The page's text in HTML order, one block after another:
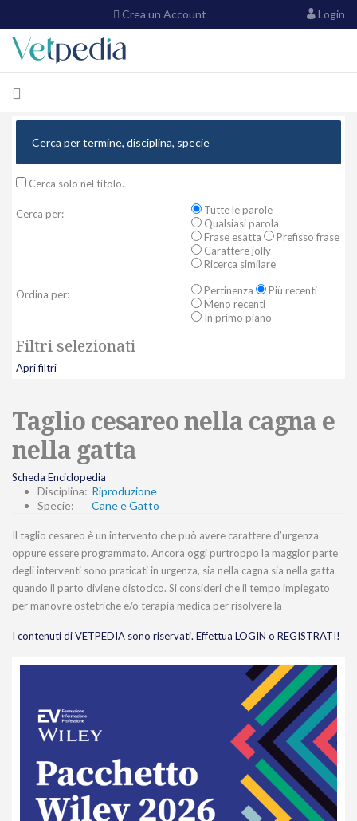
Crea un Account Login
Cerca solo nel titolo.
Cerca per:
Tutte le parole
Qualsiasi parola
Frase esatta
Prefisso frase
Carattere jolly
Ricerca similare
Ordina per: Pertinenza
Più recenti
Meno recenti
In primo piano
Filtri selezionati
Apri filtri
Taglio cesareo nella cagna e
nella gatta
Scheda Enciclopedia
Disciplina: Riproduzione
Specie:
Cane e Gatto
Il taglio cesareo è un intervento che può avere carattere d’urgenza
oppure essere programmato. Ancora oggi purtroppo la maggior parte
degli interventi sono praticati in urgenza, sia nella cagna sia nella gatta
quando il parto diviene distocico. Si consideri che il tempo impiegato
per manovre ostetriche e/o terapia medica per risolvere la
I contenuti di VETPEDIA sono riservati. Effettua LOGIN o REGISTRATI!